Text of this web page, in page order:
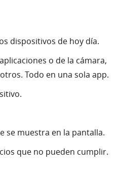
dispositivos de hoy día.
o de la cámara,
Todo en una sola app.
se muestra en la pantalla.
que no pueden cumplir.